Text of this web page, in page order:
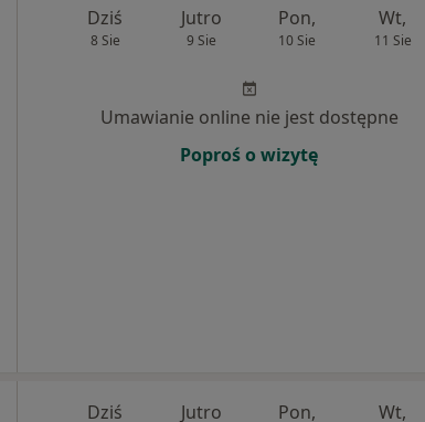
Dziś
8 Sie
Jutro
9 Sie
Pon,
10 Sie
Wt,
11 Sie
Umawianie online nie jest dostępne
Poproś o wizytę
Dziś Jutro Pon, Wt,